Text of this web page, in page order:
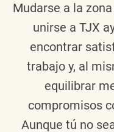
Mudarse a la
unirse a TJX
encontrar
trabajo y, al
equilibrar
compromisos
Aunque tú no